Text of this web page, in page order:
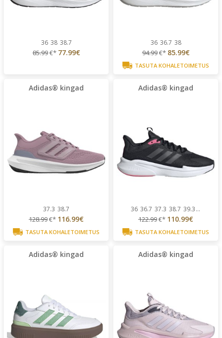
36 38 38.7
85.99€* 77.99€
36 36.7 38
94.99€* 85.99€
TASUTA KOHALETOIMETUS
Adidas® kingad
37.3 38.7
128.99€* 116.99€
TASUTA KOHALETOIMETUS
Adidas® kingad
36 36.7 37.3 38.7 39.3...
122.99€* 110.99€
TASUTA KOHALETOIMETUS
Adidas® kingad Adidas® kingad